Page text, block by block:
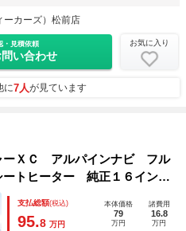
ーカーズ）松前店
・見積依頼
い合わせ
お気に入り
に7人が見ています
ーＸＣ アルパインナビ フル
トヒーター 純正１６インチ
ワイドバイザー フロント
ラー
支払総額(税込)
95.8 万円
本体価格
79
万円
諸費用
16.8
万円